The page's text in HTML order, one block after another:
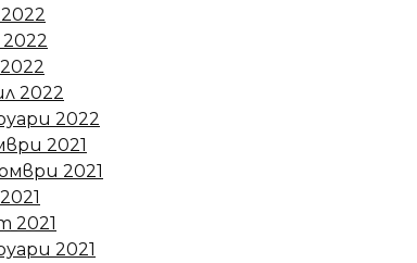
2022
2022
2021
2021
2021
2021